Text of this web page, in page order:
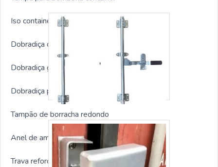
Iso container prendedor
Dobradiça de aço para container
Dobradiça galvanizada para container
Dobradiça para porta container
Tampão de borracha redondo
Anel de amarração container
Trava reforçada para container